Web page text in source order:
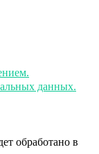
данных.
обработано в